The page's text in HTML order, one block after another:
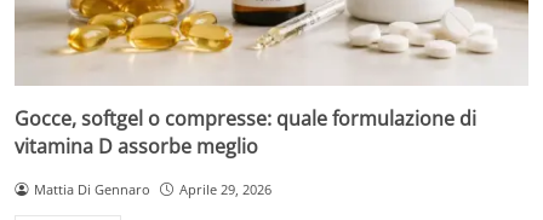
Gocce, softgel o compresse: quale formulazione di
vitamina D assorbe meglio
Mattia Di Gennaro Aprile 29, 2026